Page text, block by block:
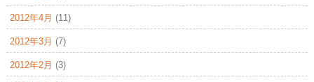
2012年4月 (11)
2012年3月 (7)
2012年2月 (3)